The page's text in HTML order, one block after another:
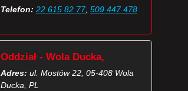
Telefon: 22 615 82 77, 509 447 478
Oddział - Wola Ducka,
Adres: ul. Mostów 22, 05-408 Wola
Ducka, PL